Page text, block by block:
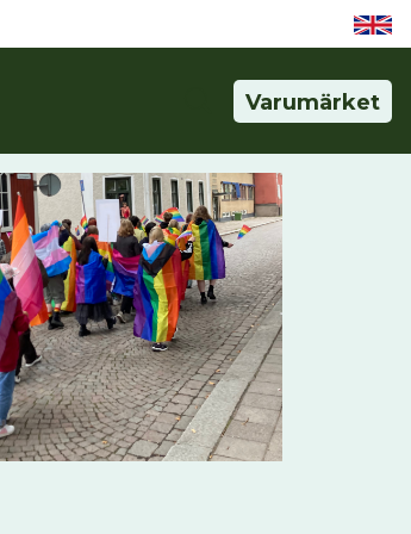
Varumärket